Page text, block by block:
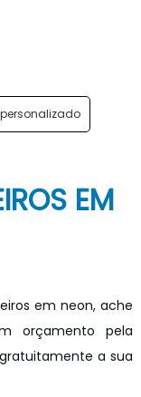
EM
em neon, ache
orçamento pela
a sua